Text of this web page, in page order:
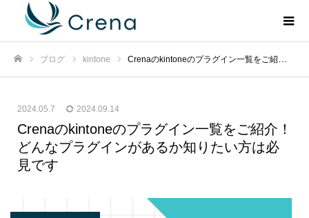
ブログ kintone Crenaのkintoneのプラグイン一覧をご紹介！ どんなプラグインがあるか知りたい方は必見です
2024.05.7 2024.09.14
Crenaのkintoneのプラグイン一覧をご紹介！
どんなプラグインがあるか知りたい方は必
見です